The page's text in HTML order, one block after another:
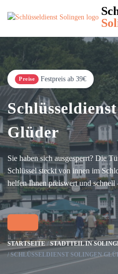
Preise Festpreis ab 39€
Glüder
Sie haben sich ausgesperrt? Die
Schlüssel steckt von innen im
helfen Ihnen preiswert und
STARTSEITE
STADTTEIL IN
SCHLÜSSELDIENST SOLINGEN